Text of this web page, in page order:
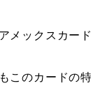
メックスカー
このカードの